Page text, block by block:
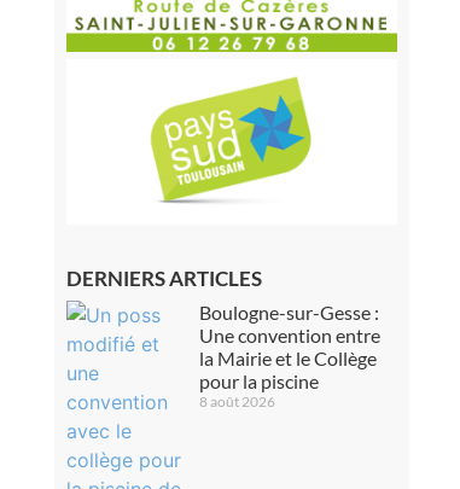
DERNIERS ARTICLES
Boulogne-sur-Gesse :
Une convention entre
la Mairie et le Collège
pour la piscine
8 août 2026